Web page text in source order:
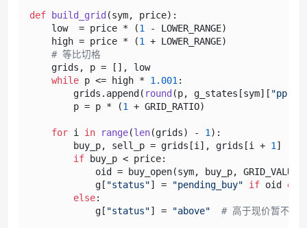
def build_grid (sym, price):
    low  = price * (
1 - LOWER_RANGE)
    high = price * (
1 + LOWER_RANGE)
# 等比切格
    grids, p = [], low
while p <= high * 1.001:
        grids.append(
round (p, g_states[sym][ "pp"
        p = p * (
1 + GRID_RATIO)
for i in range(len(grids) - 1):
        buy_p, sell_p = grids[i], grids[i +
1]
if buy_p < price:
oid = buy_open(sym, buy_p,
            g[
"status"] = "pending_buy" if oid
else:
            g[
"status"] = "above" # 高于现价暂不挂